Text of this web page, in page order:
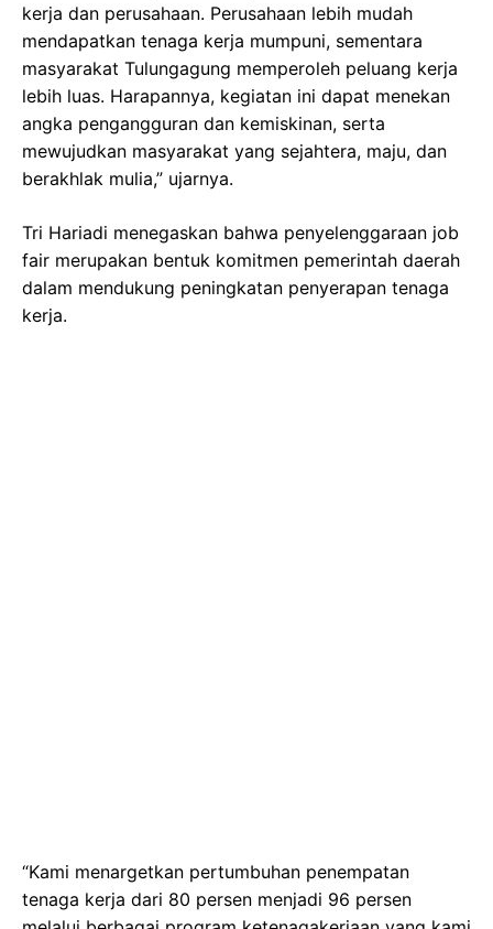
kerja dan perusahaan. Perusahaan lebih mudah
mendapatkan tenaga kerja mumpuni, sementara
masyarakat Tulungagung memperoleh peluang kerja
lebih luas. Harapannya, kegiatan ini dapat menekan
angka pengangguran dan kemiskinan, serta
mewujudkan masyarakat yang sejahtera, maju, dan
berakhlak mulia,” ujarnya.
Tri Hariadi menegaskan bahwa penyelenggaraan job
fair merupakan bentuk komitmen pemerintah daerah
dalam mendukung peningkatan penyerapan tenaga
kerja.
“Kami menargetkan pertumbuhan penempatan
tenaga kerja dari 80 persen menjadi 96 persen